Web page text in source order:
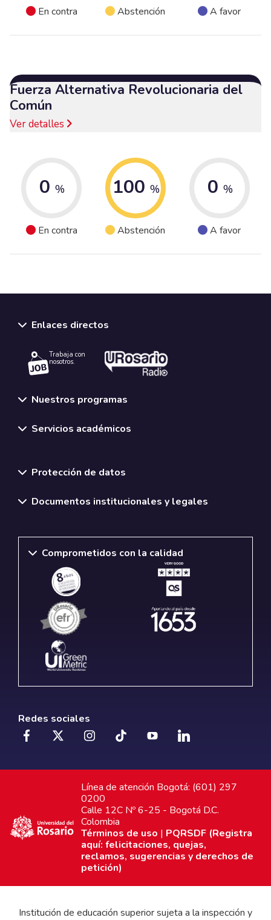
En contra Abstención A favor
Fuerza Alternativa Revolucionaria del
Común
Ver detalles
0 %
En contra
100 %
Abstención
0 %
A favor
Enlaces directos
Trabaja con
nosotros.
Nuestros programas
Servicios académicos
Protección de datos
Documentos institucionales y legales
Comprometidos con la calidad
Redes sociales
Línea de atención Bogotá: (601) 297
0200
Calle 12C Nº 6-25 - Bogotá D.C.
Colombia
Términos de uso | PQRSDF (Registra
aquí: felicitaciones, quejas,
reclamos, sugerencias y derechos de
petición)
Institución de educación superior sujeta a la inspección y